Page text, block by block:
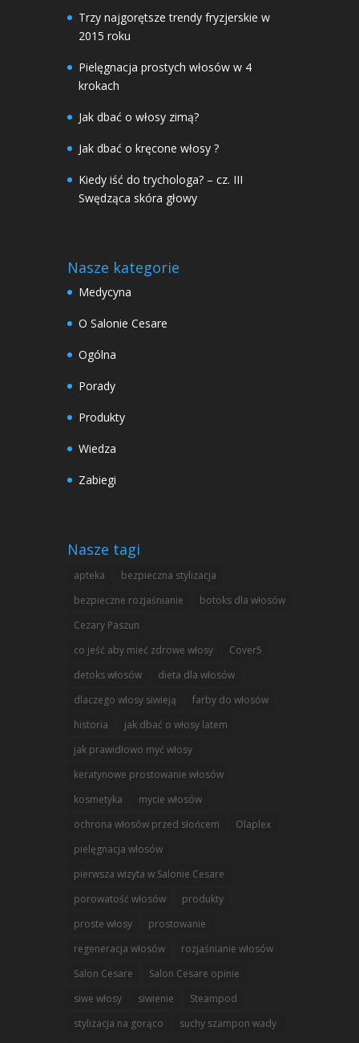
Trzy najgorętsze trendy fryzjerskie w
2015 roku
Pielęgnacja prostych włosów w 4
krokach
Jak dbać o włosy zimą?
Jak dbać o kręcone włosy ?
Kiedy iść do trychologa? – cz. III
Swędząca skóra głowy
Nasze kategorie
Medycyna
O Salonie Cesare
Ogólna
Porady
Produkty
Wiedza
Zabiegi
Nasze tagi
apteka
bezpieczna stylizacja
bezpieczne rozjaśnianie
botoks dla włosów
Cezary Paszun
co jeść aby mieć zdrowe włosy
Cover5
detoks włosów
dieta dla włosów
dlaczego włosy siwieją
farby do włosów
historia
jak dbać o włosy latem
jak prawidłowo myć włosy
keratynowe prostowanie włosów
kosmetyka
mycie włosów
ochrona włosów przed słońcem
Olaplex
pielęgnacja włosów
pierwsza wizyta w Salonie Cesare
porowatość włosów
produkty
proste włosy
prostowanie
regeneracja włosów
rozjaśnianie włosów
Salon Cesare
Salon Cesare opinie
siwe włosy
siwienie
Steampod
stylizacja na gorąco
suchy szampon wady